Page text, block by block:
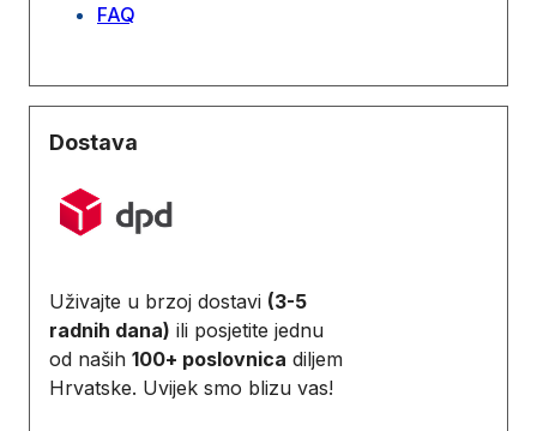
FAQ
Dostava
Uživajte u brzoj dostavi (3-5
radnih dana) ili posjetite jednu
od naših 100+ poslovnica diljem
Hrvatske. Uvijek smo blizu vas!